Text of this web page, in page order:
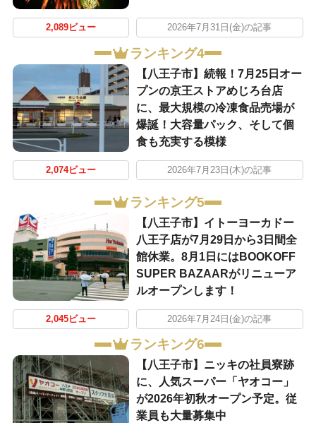
2,089ビュー 2026年7月31日(金)の記事
ランキング4
【八王子市】続報！7月25日オー
プンの京王ストアめじろ台店
に、最大規模の冷凍食品売場が
爆誕！大容量パック、そして個
食も充実する模様
2,074ビュー 2026年7月23日(木)の記事
ランキング5
【八王子市】イトーヨーカドー
八王子店が7月29日から3日間全
館休業。8月1日にはBOOKOFF
SUPER BAZAARがリニューア
ルオープンします！
2,045ビュー 2026年7月24日(金)の記事
ランキング6
【八王子市】ニッキの社員寮跡
に、人気スーパー「ヤオコー」
が2026年初秋オープン予定。従
業員も大量募集中